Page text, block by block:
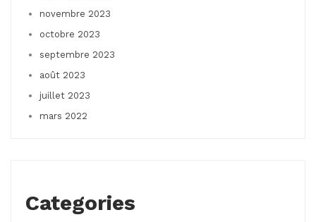
novembre 2023
octobre 2023
septembre 2023
août 2023
juillet 2023
mars 2022
Categories